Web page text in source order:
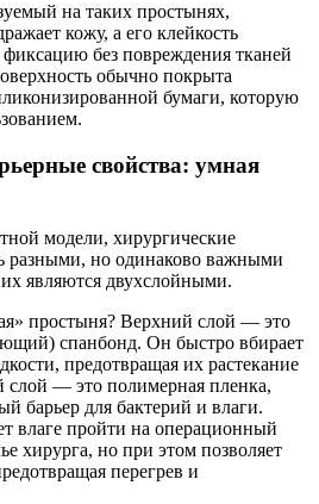
на таких простынях,
кожу, а его клейкость
без повреждения тканей
обычно покрыта
бумаги, которую
свойства: умная
модели, хирургические
разными, но одинаково важными
являются двухслойными.
простыня? Верхний слой — это
спанбонд. Он быстро вбирает
предотвращая их растекание
— это полимерная пленка,
барьер для бактерий и влаги.
влаге пройти на операционный
хирурга, но при этом позволяет
перегрев и